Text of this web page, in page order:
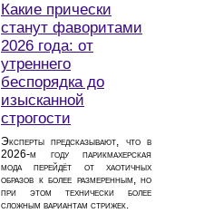
Какие прически
станут фаворитами
2026 года: от
утреннего
беспорядка до
изысканной
строгости
Эксперты предсказывают, что в
2026‑м году парикмахерская
мода перейдёт от хаотичных
образов к более размеренным, но
при этом технически более
сложным вариантам стрижек.